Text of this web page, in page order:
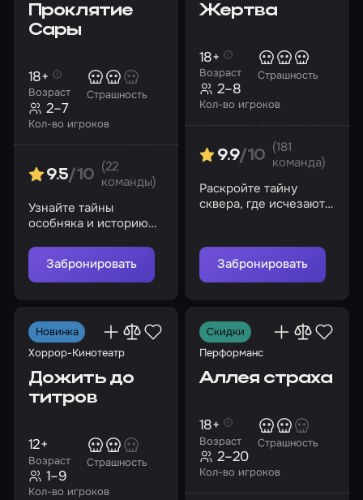
Проклятие
Сары
Возраст
18+
Страшность
Кол-во игроков
2–7
9.5/10
(22
команды)
Узнайте тайны
особняка и историю
из семьи Войнич
Забронировать
Жертва
Возраст
18+
Страшность
Кол-во игроков
2–8
9.9/10
(181
команда)
Раскройте тайну
сквера, где исчезают
Забронировать
Новинка
Хоррор-Кинотеатр
Дожить до
титров
Возраст
12+
Страшность
Кол-во игроков
1–9
Скидки
Перформанс
Аллея страха
Возраст
18+
Страшность
Кол-во игроков
2–20